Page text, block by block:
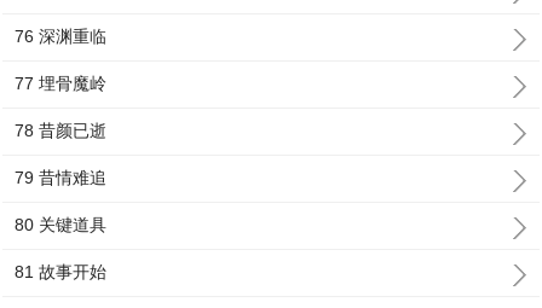
76 深渊重临
77 埋骨魔岭
78 昔颜已逝
79 昔情难追
80 关键道具
81 故事开始